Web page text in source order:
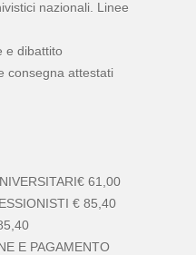
nazionali. Linee
e dibattito
consegna attestati
61,00
€ 85,40
E PAGAMENTO